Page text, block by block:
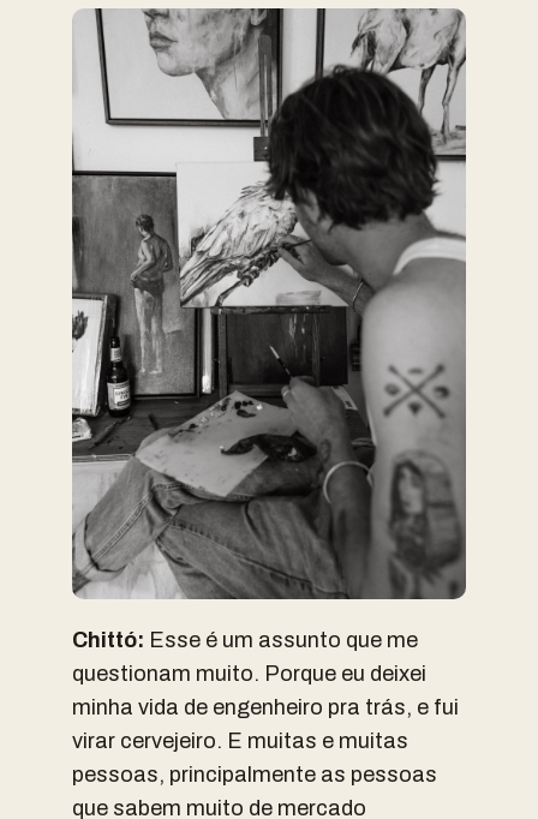
Chittó: Esse é um assunto que me
questionam muito. Porque eu deixei
minha vida de engenheiro pra trás, e fui
virar cervejeiro. E muitas e muitas
pessoas, principalmente as pessoas
que sabem muito de mercado